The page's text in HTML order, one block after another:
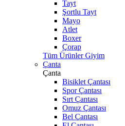
Tayt
Şortlu Tayt
Mayo
Atlet
Boxer
Çorap
Tüm Ürünler Giyim
Çanta
Çanta
Bisiklet Çantası
Spor Çantası
Sırt Çantası
Omuz Çantası
Bel Çantası